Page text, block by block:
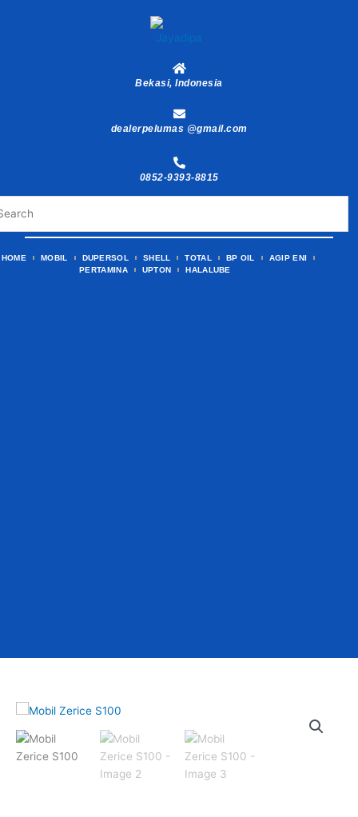
Bekasi, Indonesia
dealerpelumas @gmail.com
0852-9393-8815
HOME MOBIL DUPERSOL SHELL TOTAL BP OIL
AGIP ENI
PERTAMINA
UPTON HALALUBE